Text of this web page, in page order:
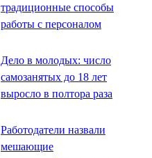
традиционные способы
работы с персоналом
Дело в молодых: число
самозанятых до 18 лет
выросло в полтора раза
Работодатели назвали
мешающие